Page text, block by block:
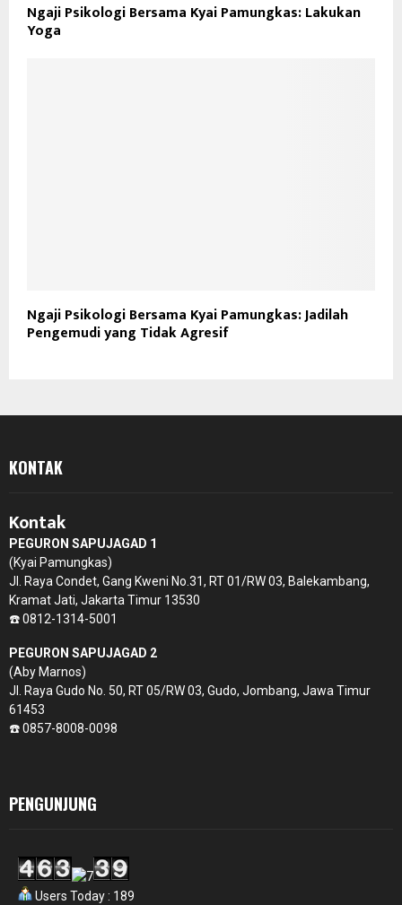
Ngaji Psikologi Bersama Kyai Pamungkas: Lakukan
Yoga
Ngaji Psikologi Bersama Kyai Pamungkas: Jadilah
Pengemudi yang Tidak Agresif
KONTAK
Kontak
PEGURON SAPUJAGAD 1
(Kyai Pamungkas)
Jl. Raya Condet, Gang Kweni No.31, RT 01/RW 03, Balekambang,
Kramat Jati, Jakarta Timur 13530
☎️ 0812-1314-5001
PEGURON SAPUJAGAD 2
(Aby Marnos)
Jl. Raya Gudo No. 50, RT 05/RW 03, Gudo, Jombang, Jawa Timur
61453
☎️ 0857-8008-0098
PENGUNJUNG
Users Today : 189